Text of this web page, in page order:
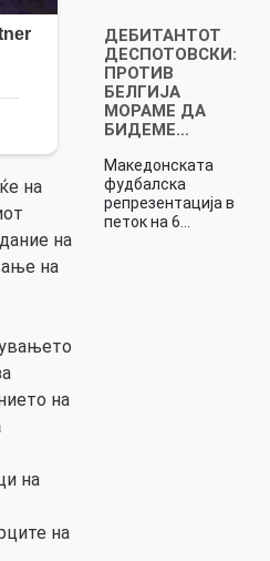
на
на
на
на
на
на
ДЕБИТАНТОТ
ДЕСПОТОВСКИ:
ПРОТИВ
БЕЛГИЈА
МОРАМЕ ДА
БИДЕМЕ…
Македонската
фудбалска
репрезентација в
петок на 6…